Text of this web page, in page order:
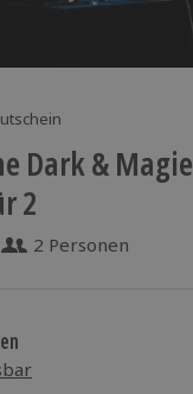
Dark &
2
25 Bewertungen
2 Personen